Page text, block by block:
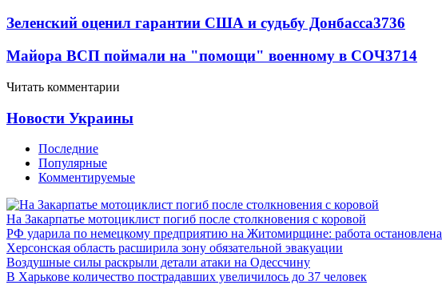
Зеленский оценил гарантии США и судьбу Донбасса3736
Майора ВСП поймали на "помощи" военному в СОЧ3714
Читать комментарии
Новости Украины
Последние
Популярные
Комментируемые
На Закарпатье мотоциклист погиб после столкновения с коровой
РФ ударила по немецкому предприятию на Житомирщине: работа остановлена
Херсонская область расширила зону обязательной эвакуации
Воздушные силы раскрыли детали атаки на Одессчину
В Харькове количество пострадавших увеличилось до 37 человек